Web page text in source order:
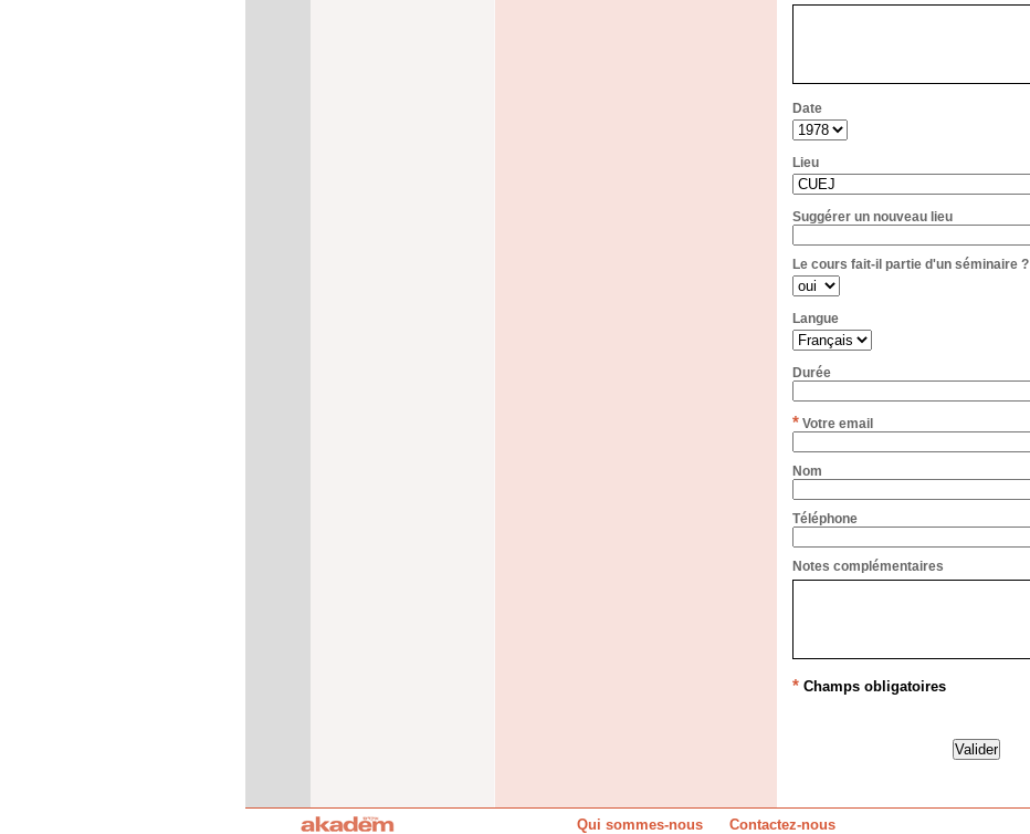
Date
Lieu
Suggérer un nouveau lieu
Le cours fait-il partie d'un séminaire ?
Langue
Durée
* Votre email
Nom
Téléphone
Notes complémentaires
* Champs obligatoires
Qui sommes-nous Contactez-nous